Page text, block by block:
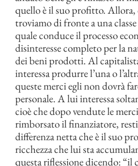
quello è il suo profitto. Allora,
troviamo di fronte a una
quale conduce il processo
disinteresse completo per la
dei beni prodotti. Al
interessa produrre l’una o
queste merci egli non dovrà
personale. A lui interessa
cioè che dopo vendute le
rimborsato il finanziatore,
differenza netta che è il suo
ricchezza che lui sta
questa riflessione dicendo: “il